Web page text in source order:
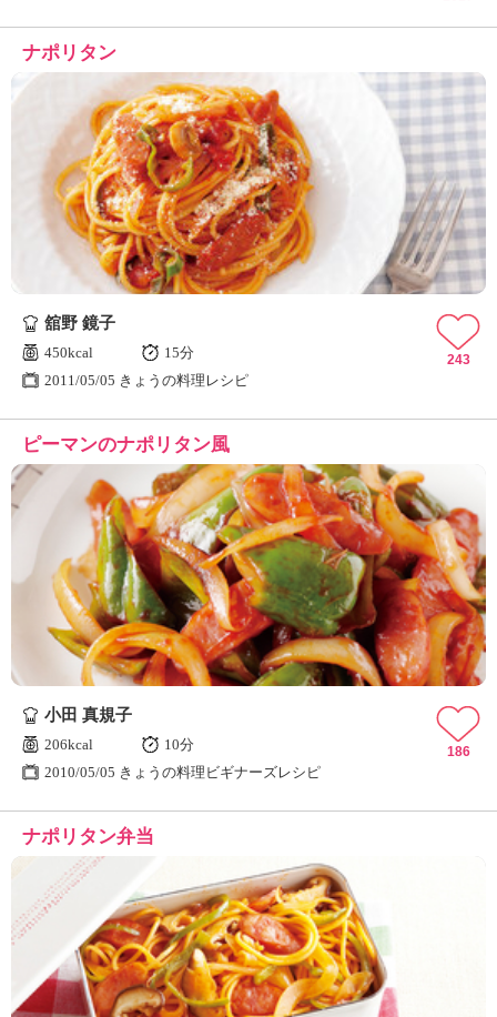
ナポリタン
舘野 鏡子
450kcal
15分
2011/05/05 きょうの料理レシピ
243
ピーマンのナポリタン風
小田 真規子
206kcal
10分
2010/05/05 きょうの料理ビギナーズレシピ
186
ナポリタン弁当